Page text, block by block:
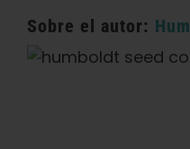
Sobre el autor: